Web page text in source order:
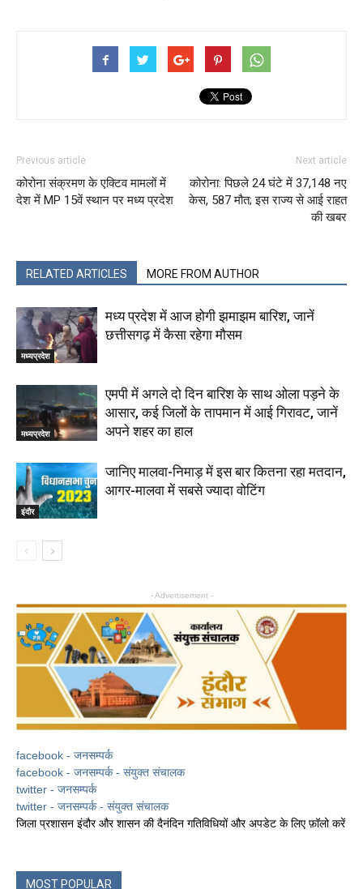
Previous article
कोरोना संक्रमण के एक्टिव मामलों में
देश में MP 15वें स्थान पर मध्य प्रदेश
Next article
कोरोना: पिछले 24 घंटे में 37,148 नए
केस, 587 मौत; इस राज्य से आई राहत
की खबर
RELATED ARTICLES MORE FROM AUTHOR
मध्यप्रदेश
मध्य प्रदेश में आज होगी झमाझम बारिश, जानें
छत्तीसगढ़ में कैसा रहेगा मौसम
मध्यप्रदेश
एमपी में अगले दो दिन बारिश के साथ ओला पड़ने के
आसार, कई जिलों के तापमान में आई गिरावट, जानें
अपने शहर का हाल
इंदौर
जानिए मालवा-निमाड़ में इस बार कितना रहा मतदान,
आगर-मालवा में सबसे ज्यादा वोटिंग
- Advertisement -
facebook - जनसम्पर्क
facebook - जनसम्पर्क - संयुक्त संचालक
twitter - जनसम्पर्क
twitter - जनसम्पर्क - संयुक्त संचालक
जिला प्रशासन इंदौर और शासन की दैनंदिन गतिविधियों और अपडेट के लिए फ़ॉलो करें
MOST POPULAR